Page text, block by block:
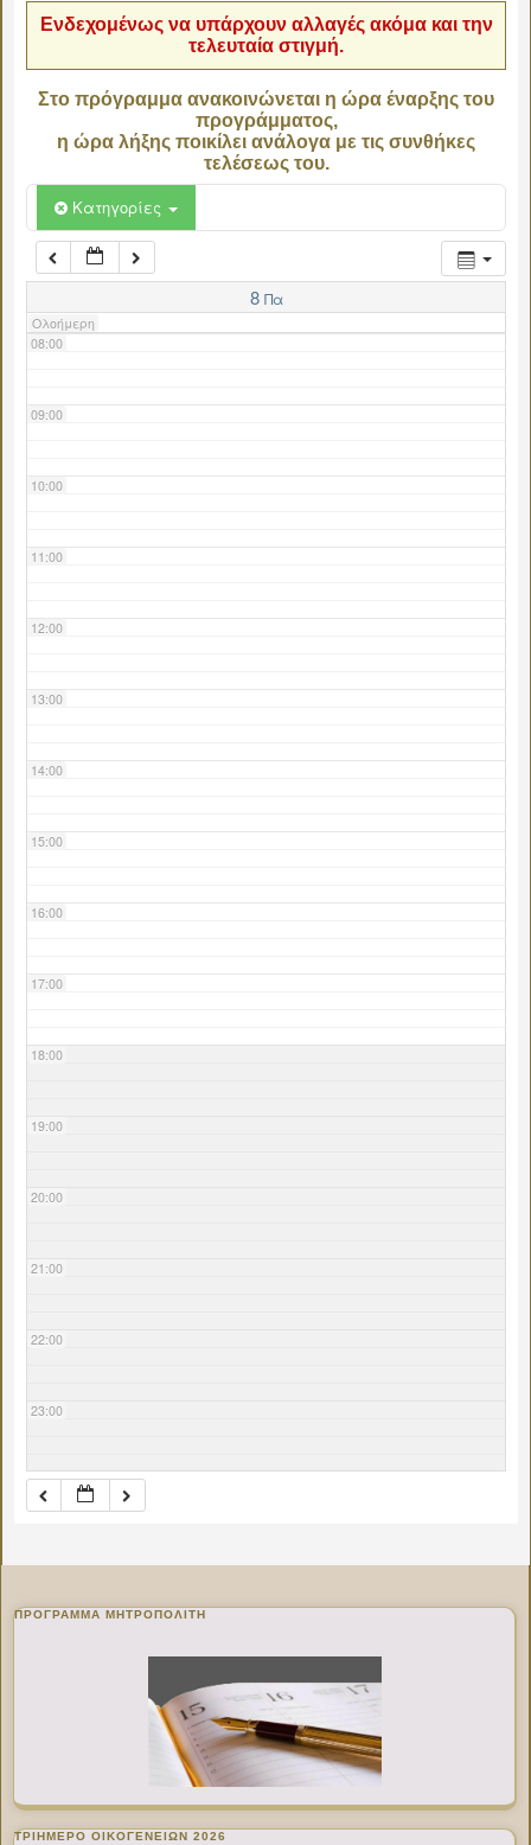
Ενδεχομένως να υπάρχουν αλλαγές ακόμα και την
τελευταία στιγμή.
Στο πρόγραμμα ανακοινώνεται η ώρα έναρξης του
προγράμματος,
η ώρα λήξης ποικίλει ανάλογα με τις συνθήκες
τελέσεως του.
Κατηγορίες
8 Πα
Ολοήμερη
06:00
07:00
08:00
09:00
10:00
11:00
12:00
13:00
14:00
15:00
16:00
17:00
18:00
19:00
20:00
21:00
22:00
23:00
ΠΡΌΓΡΑΜΜΑ ΜΗΤΡΟΠΟΛΊΤΗ
ΤΡΙΗΜΕΡΟ ΟΙΚΟΓΕΝΕΙΩΝ 2026